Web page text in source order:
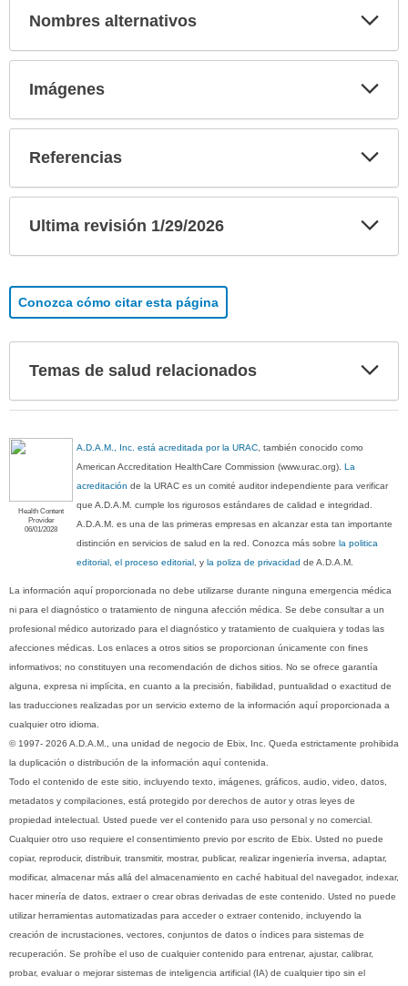
Nombres alternativos
Imágenes
Referencias
Ultima revisión 1/29/2026
Conozca cómo citar esta página
Temas de salud relacionados
Health Content
Provider
06/01/2028
A.D.A.M., Inc. está acreditada por la URAC, también conocido como
American Accreditation HealthCare Commission (www.urac.org).La
acreditación de la URAC es un comité auditor independiente para verificar
que A.D.A.M. cumple los rigurosos estándares de calidad e integridad.
A.D.A.M. es una de las primeras empresas en alcanzar esta tan importante
distinción en servicios de salud en la red. Conozca más sobrela politica
editorial, el proceso editorial, yla poliza de privacidad de A.D.A.M.
La información aquí proporcionada no debe utilizarse durante ninguna emergencia médica
ni para el diagnóstico o tratamiento de ninguna afección médica. Se debe consultar a un
profesional médico autorizado para el diagnóstico y tratamiento de cualquiera y todas las
afecciones médicas. Los enlaces a otros sitios se proporcionan únicamente con fines
informativos; no constituyen una recomendación de dichos sitios. No se ofrece garantía
alguna, expresa ni implícita, en cuanto a la precisión, fiabilidad, puntualidad o exactitud de
las traducciones realizadas por un servicio externo de la información aquí proporcionada a
cualquier otro idioma.
© 1997- 2026 A.D.A.M., una unidad de negocio de Ebix, Inc. Queda estrictamente prohibida
la duplicación o distribución de la información aquí contenida.
Todo el contenido de este sitio, incluyendo texto, imágenes, gráficos, audio, video, datos,
metadatos y compilaciones, está protegido por derechos de autor y otras leyes de
propiedad intelectual. Usted puede ver el contenido para uso personal y no comercial.
Cualquier otro uso requiere el consentimiento previo por escrito de Ebix. Usted no puede
copiar, reproducir, distribuir, transmitir, mostrar, publicar, realizar ingeniería inversa, adaptar,
modificar, almacenar más allá del almacenamiento en caché habitual del navegador, indexar,
hacer minería de datos, extraer o crear obras derivadas de este contenido. Usted no puede
utilizar herramientas automatizadas para acceder o extraer contenido, incluyendo la
creación de incrustaciones, vectores, conjuntos de datos o índices para sistemas de
recuperación. Se prohíbe el uso de cualquier contenido para entrenar, ajustar, calibrar,
probar, evaluar o mejorar sistemas de inteligencia artificial (IA) de cualquier tipo sin el